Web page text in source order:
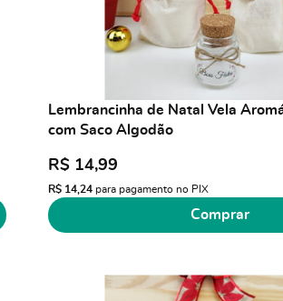
Lembrancinha de Natal Vela
com Saco Algodão
R$ 14,99
R$ 14,24para pagamento no PIX
Comprar